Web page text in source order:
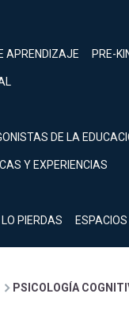
APRENDIZAJE PRE-
DE LA
Y EXPERIENCIAS
LO PIERDAS
PSICOLOGÍA